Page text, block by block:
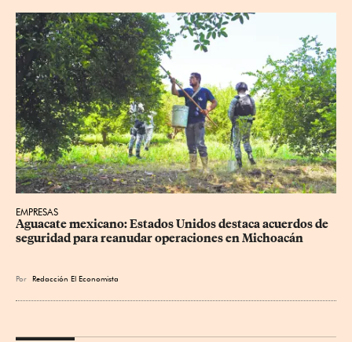
EMPRESAS
Aguacate mexicano: Estados Unidos destaca acuerdos de
seguridad para reanudar operaciones en Michoacán
Por Redacción El Economista